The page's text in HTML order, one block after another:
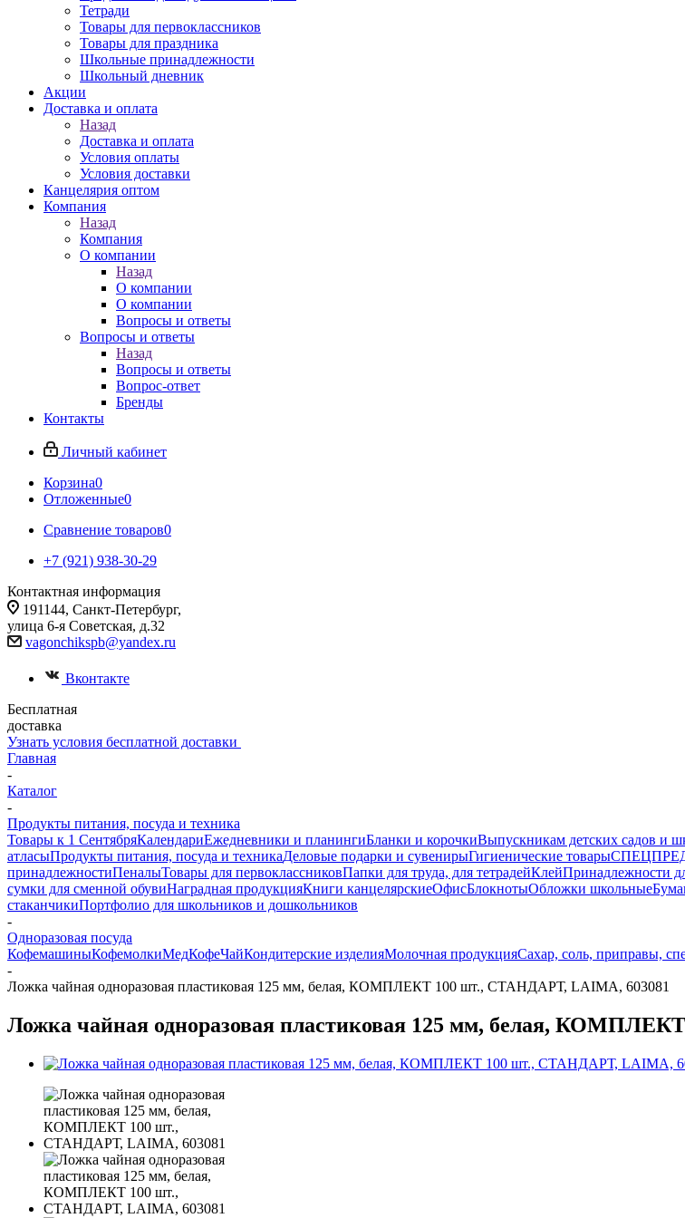
Тетради
Товары для первоклассников
Товары для праздника
Школьные принадлежности
Школьный дневник
Акции
Доставка и оплата
Назад
Доставка и оплата
Условия оплаты
Условия доставки
Канцелярия оптом
Компания
Назад
Компания
О компании
Назад
О компании
О компании
Вопросы и ответы
Вопросы и ответы
Назад
Вопросы и ответы
Вопрос-ответ
Бренды
Контакты
Личный кабинет
Корзина0
Отложенные0
Сравнение товаров0
+7 (921) 938-30-29
Контактная информация
191144, Санкт-Петербург,
улица 6-я Советская, д.32
vagonchikspb@yandex.ru
Вконтакте
Бесплатная
доставка
Узнать условия бесплатной доставки
Главная
-
Каталог
-
Продукты питания, посуда и техника
Товары к 1 СентябряКалендариЕжедневники и планингиБланки и корочкиВыпускникам детских садов и
атласыПродукты питания, посуда и техникаДеловые подарки и сувенирыГигиенические товары
принадлежностиПеналыТовары для первоклассниковПапки для труда, для тетрадейКлейПринадлежности
сумки для сменной обувиНаградная продукцияКниги канцелярскиеОфисБлокнотыОбложки школьные
стаканчикиПортфолио для школьников и дошкольников
-
Одноразовая посуда
КофемашиныКофемолкиМедКофеЧайКондитерские изделияМолочная продукцияСахар, соль, приправы,
-
Ложка чайная одноразовая пластиковая 125 мм, белая, КОМПЛЕКТ 100 шт., СТАНДАРТ, LAIMA, 603081
Ложка чайная одноразовая пластиковая 125 мм, белая,